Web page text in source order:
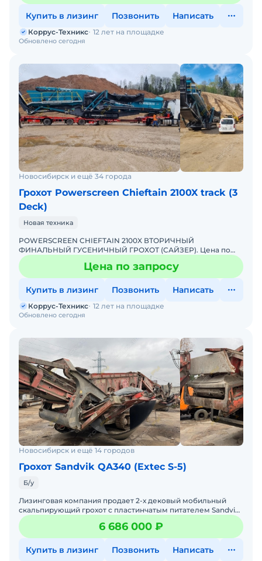
Купить в лизинг Позвонить Написать
Обновлено сегодня
Коррус-Техникс 12 лет на площадке
Новосибирск и ещё 34 города
Грохот Powerscreen Chieftain 2100X track (3
Deck)
Новая техника
POWERSCREEN CHIEFTAIN 2100X ВТОРИЧНЫЙ
ФИНАЛЬНЫЙ ГУСЕНИЧНЫЙ ГРОХОТ (САЙЗЕР). Цена по
запросу Тип грохота: вибрационные Способ перемещения:
самоходные Самый пЦена по запросу
Купить в лизинг Позвонить Написать
Обновлено сегодня
Коррус-Техникс 12 лет на площадке
Новосибирск и ещё 14 городов
Грохот Sandvik QA340 (Extec S-5)
Б/у
Лизинговая компания продает 2-х дековый мобильный
скальпирующий грохот с пластинчатым питателем Sandvik
QE 340 2011 г.в.Двигатель CATERPILLAR C 4.4Номинальная м
6 686 000 ₽
Купить в лизинг Позвонить Написать